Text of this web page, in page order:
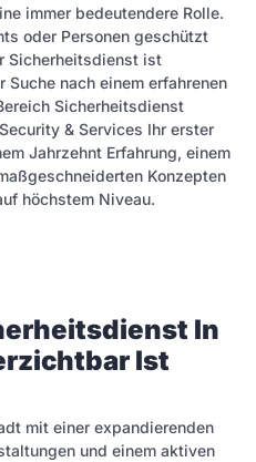
immer bedeutendere Rolle.
oder Personen geschützt
Sicherheitsdienst ist
Suche nach einem erfahrenen
Sicherheitsdienst
& Services Ihr erster
Jahrzehnt Erfahrung, einem
Konzepten
höchstem Niveau.
In
Ist
mit einer expandierenden
und einem aktiven